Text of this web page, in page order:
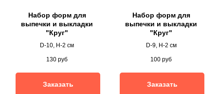
Набор форм для
выпечки и выкладки
"Круг"
D-10, H-2 см
130 руб
Заказать
Набор форм для
выпечки и выкладки
"Круг"
D-9, H-2 см
100 руб
Заказать